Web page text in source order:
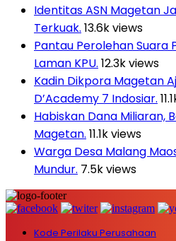
Identitas ASN Magetan
Terkuak. 13.6k views
Pantau Perolehan Suara
Laman KPU. 12.3k views
Kadin Dikpora Magetan
D’Academy 7 Indosiar.
Habiskan Dana Miliaran,
Magetan. 11.1k views
Warga Desa Malang
Mundur. 7.5k views
Kode Perilaku Perusahaan